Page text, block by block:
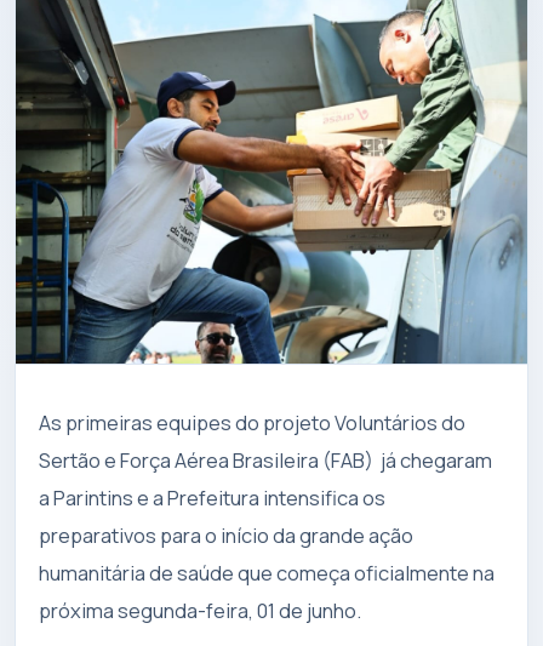
As primeiras equipes do projeto Voluntários do
Sertão e Força Aérea Brasileira (FAB) já chegaram
a Parintins e a Prefeitura intensifica os
preparativos para o início da grande ação
humanitária de saúde que começa oficialmente na
próxima segunda-feira, 01 de junho.